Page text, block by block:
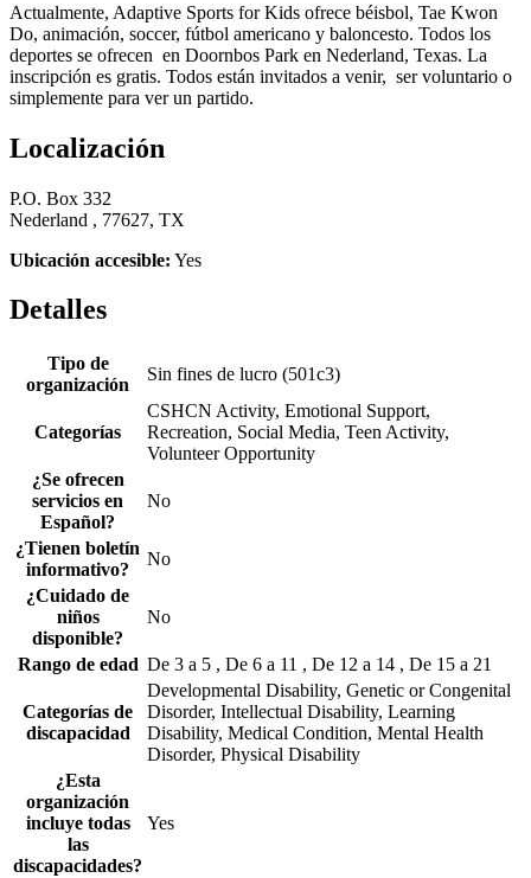
Actualmente, Adaptive Sports for Kids ofrece béisbol, Tae Kwon
Do, animación, soccer, fútbol americano y baloncesto. Todos los
deportes se ofrecen en Doornbos Park en Nederland, Texas. La
inscripción es gratis. Todos están invitados a venir, ser voluntario o
simplemente para ver un partido.
Localización
P.O. Box 332
Nederland , 77627, TX
Ubicación accesible: Yes
Detalles
Tipo de
organización
Sin fines de lucro (501c3)
Categorías
CSHCN Activity, Emotional Support,
Recreation, Social Media, Teen Activity,
Volunteer Opportunity
¿Se ofrecen
servicios en
Español?
No
¿Tienen boletín
informativo?
No
¿Cuidado de
niños
disponible?
No
Rango de edad De 3 a 5 , De 6 a 11 , De 12 a 14 , De 15 a 21
Categorías de
discapacidad
Developmental Disability, Genetic or Congenital
Disorder, Intellectual Disability, Learning
Disability, Medical Condition, Mental Health
Disorder, Physical Disability
¿Esta
organización
incluye todas
las
discapacidades?
Yes